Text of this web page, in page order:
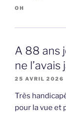
OH
A 88 ans
ne l’avais
25 AVRIL 2026
Très
pour la vue et